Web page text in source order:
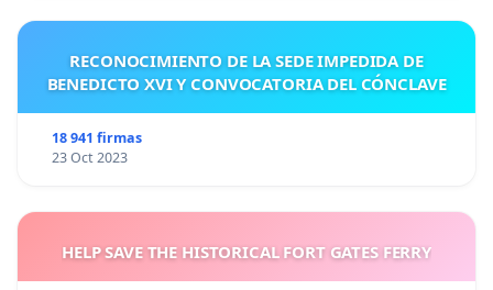
RECONOCIMIENTO DE LA SEDE IMPEDIDA DE
BENEDICTO XVI Y CONVOCATORIA DEL CÓNCLAVE
18 941 firmas
23 Oct 2023
HELP SAVE THE HISTORICAL FORT GATES FERRY